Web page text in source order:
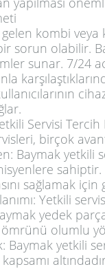
kombi veya
sorun olabilir.
sunar. 7/24
Servisi Tercih
birçok
Baymak
sağlamak
Yetkili
yedek
ömrünü olumlu
Baymak yetkili